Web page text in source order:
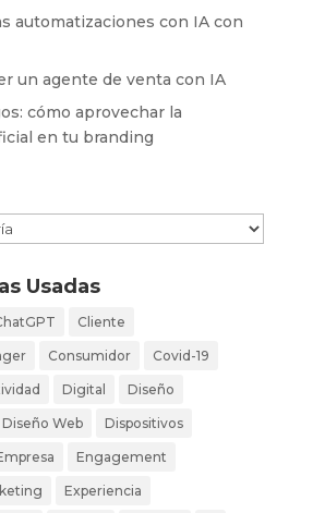
automatizaciones con IA con
un agente de venta con IA
cómo aprovechar la
en tu branding
Usadas
Cliente
Consumidor Covid-19
Digital Diseño
Diseño Web Dispositivos
Engagement
Experiencia